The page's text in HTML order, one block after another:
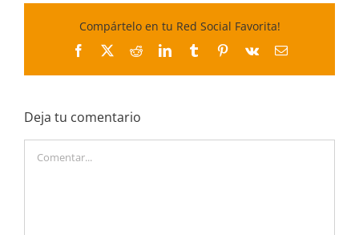
Compártelo en tu Red Social Favorita!
Facebook
X RedditLinkedInTumblrPinterest
Vk
Correo
Deja tu comentario